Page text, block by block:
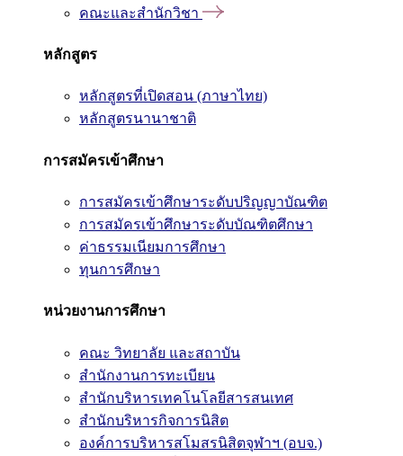
คณะและสำนักวิชา
หลักสูตร
หลักสูตรที่เปิดสอน (ภาษาไทย)
หลักสูตรนานาชาติ
การสมัครเข้าศึกษา
การสมัครเข้าศึกษาระดับปริญญาบัณฑิต
การสมัครเข้าศึกษาระดับบัณฑิตศึกษา
ค่าธรรมเนียมการศึกษา
ทุนการศึกษา
หน่วยงานการศึกษา
คณะ วิทยาลัย และสถาบัน
สำนักงานการทะเบียน
สำนักบริหารเทคโนโลยีสารสนเทศ
สำนักบริหารกิจการนิสิต
องค์การบริหารสโมสรนิสิตจุฬาฯ (อบจ.)